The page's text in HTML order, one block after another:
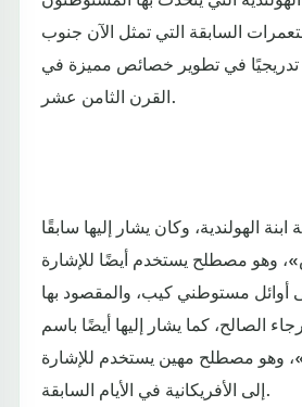
السابقة التي تمثل الآن جنوب
تدريجيًا في تطوير خصائص مميزة في
القرن الثامن عشر.
ابنة الهولندية، وكان يشار إليها سابقًا
وهو مصطلح يستخدم أيضًا للإشارة
مستوطني كيب، والمقصود بها
الصالح، كما يشار إليها أيضًا باسم
وهو مصطلح مهين يستخدم للإشارة
إلى الأفريكانية في الأيام السابقة.